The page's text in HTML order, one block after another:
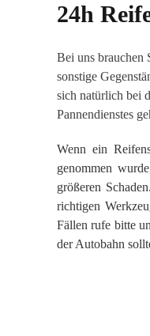
24h
Bei uns brauchen
sonstige
sich natürlich bei
Pannendienstes
Wenn ein
genommen
größeren
richtigen
Fällen rufe bitte
der Autobahn